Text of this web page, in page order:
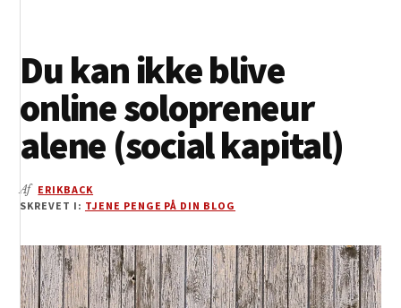
medier
Du kan ikke blive
online solopreneur
alene (social kapital)
Af ERIKBACK
SKREVET I: TJENE PENGE PÅ DIN BLOG